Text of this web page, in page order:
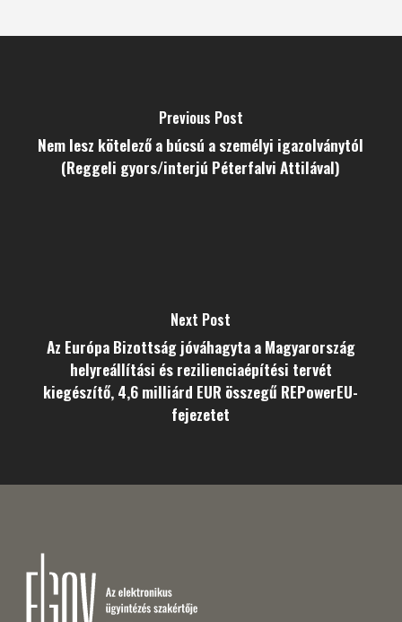
Previous Post
Nem lesz kötelező a búcsú a személyi igazolványtól
(Reggeli gyors/interjú Péterfalvi Attilával)
Next Post
Az Európa Bizottság jóváhagyta a Magyarország
helyreállítási és rezilienciaépítési tervét
kiegészítő, 4,6 milliárd EUR összegű REPowerEU-
fejezetet